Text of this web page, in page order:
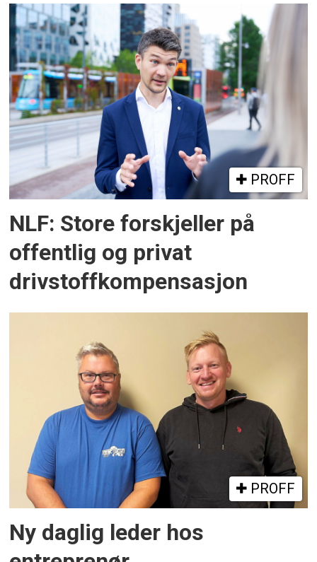
PROFF
NLF: Store forskjeller på
offentlig og privat
drivstoffkompensasjon
PROFF
Ny daglig leder hos